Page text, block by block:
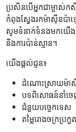
ប្រសិនបើអ្នកជាម្ចាស់
កំពុងស្វែងរកម៉ាស៊ីនប៉
សូមទំនាក់ទំនងមកយើង
និងការប៉ាន់ស្មាន។
យើងផ្តល់ជូន៖
ដំណោះស្រាយម៉
បទពិសោធន៍នាំចេ
ជំនួយបច្ចេកទេស
តម្លៃរោងចក្រប្រកួ